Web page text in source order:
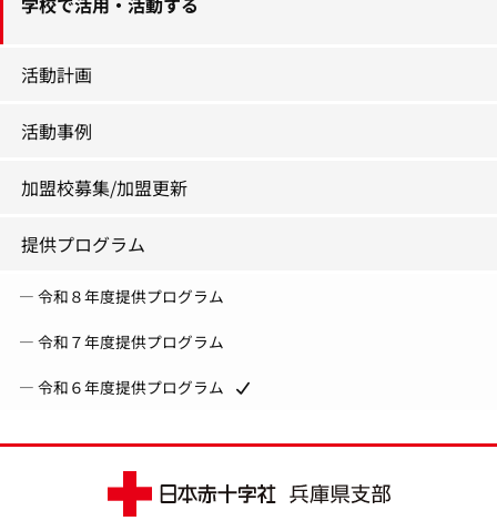
活動計画
活動事例
加盟校募集/加盟更新
提供プログラム
令和８年度提供プログラム
令和７年度提供プログラム
令和６年度提供プログラム